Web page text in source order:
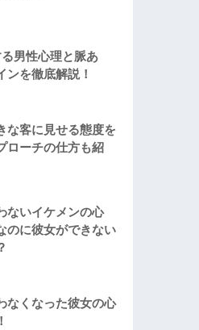
男性心理と脈あ
ンを徹底解説！
な客に見せる態度を
ローチの仕方も紹
ないイケメンの心
のに彼女ができない
なくなった彼女の心